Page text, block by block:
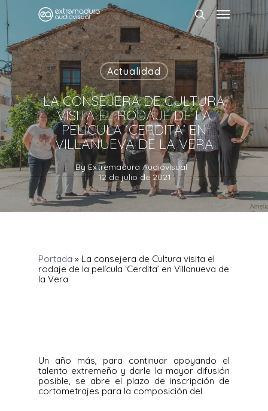
Actualidad
LA CONSEJERA DE CULTURA
VISITA EL RODAJE DE LA
PELÍCULA ‘CERDITA’ EN
VILLANUEVA DE LA VERA
By Extremadura Audiovisual
12 de julio de 2021
Portada » La consejera de Cultura visita el
rodaje de la película ‘Cerdita’ en Villanueva de
la Vera
Un año más, para continuar apoyando el
talento extremeño y darle la mayor difusión
posible, se abre el plazo de inscripción de
cortometrajes para la composición del